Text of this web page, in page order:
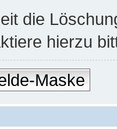
die
hierzu
Maske